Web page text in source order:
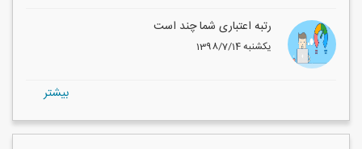
رتبه اعتباری شما چند است
1398/7/14 یکشنبه
بيشتر